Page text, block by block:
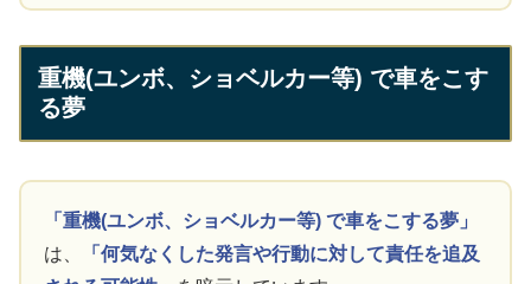
重機(ユンボ、ショベルカー等) で車をこす
る夢
「重機(ユンボ、ショベルカー等) で車をこする夢」
は、
「何気なくした発言や行動に対して責任を追及